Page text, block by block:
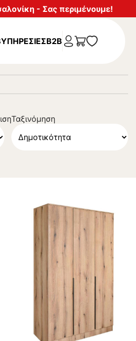
- Σας περιμένουμε!
ΥΠΗΡΕΣΊΕΣB2B
Ταξινόμηση